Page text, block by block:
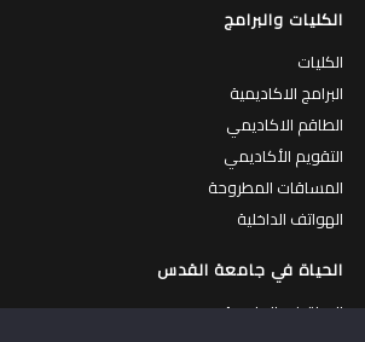
الكليات والبرامج
الكليات
البرامج الاكاديمية
الطاقم الاكاديمي
التقويم الأكاديمي
المساقات المطروحة
الهواتف الداخلية
الحياة في جامعة القدس
الحياة في الجامعة